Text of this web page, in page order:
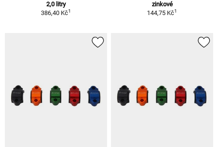
2,0 litry
386,40 Kč1
zinkové
144,75 Kč1